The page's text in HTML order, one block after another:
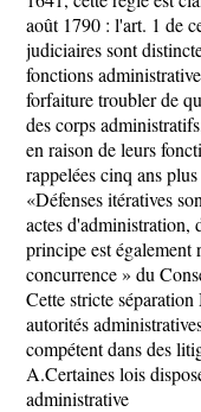
août 1790 : l'art. 1 de
judiciaires sont
fonctions
forfaiture troubler de
des corps
en raison de leurs
rappelées cinq ans
«Défenses itératives
actes d'administration,
principe est
concurrence » du
Cette stricte
autorités
compétent dans des
A.Certaines lois
administrative